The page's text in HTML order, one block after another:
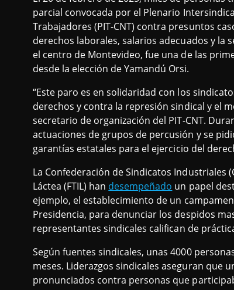
parcial convocada por el Plenario
Trabajadores (PIT-CNT) contra presuntos
derechos laborales, salarios adecuados y la
el centro de Montevideo, fue una de las
desde la elección de Yamandú Orsi.
“Este paro es en solidaridad con los
derechos y contra la represión sindical y el
secretario de organización del PIT-CNT.
actuaciones de grupos de percusión y se
garantías estatales para el ejercicio del
La Confederación de Sindicatos Industriales
Láctea (FTIL) han desempeñado un papel
ejemplo, el establecimiento de un
Presidencia, para denunciar los despidos
representantes sindicales califican de
Según fuentes sindicales, unas 4000
meses. Liderazgos sindicales aseguran que
pronunciados contra personas que